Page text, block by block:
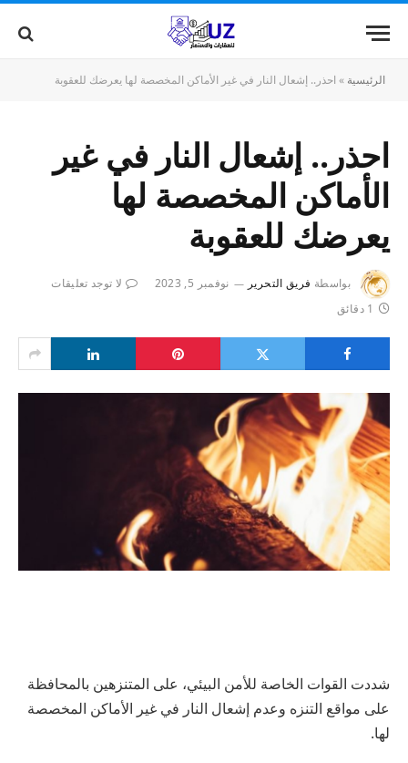
الرئيسية » احذر.. إشعال النار في غير الأماكن المخصصة لها يعرضك للعقوبة
احذر.. إشعال النار في غير
الأماكن المخصصة لها
يعرضك للعقوبة
بواسطة فريق التحرير نوفمبر 5, 2023
لا توجد تعليقات
1 دقائق
شددت القوات الخاصة للأمن البيئي، على المتنزهين بالمحافظة
على مواقع التنزه وعدم إشعال النار في غير الأماكن المخصصة
لها.